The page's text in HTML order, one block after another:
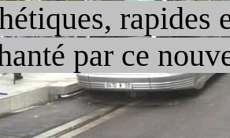
par ce